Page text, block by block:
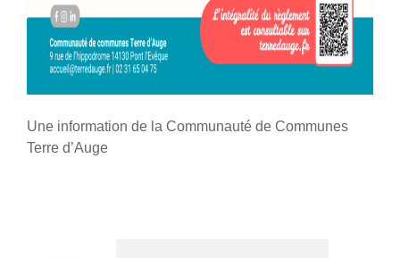
Une information de la Communauté de Communes
Terre d’Auge